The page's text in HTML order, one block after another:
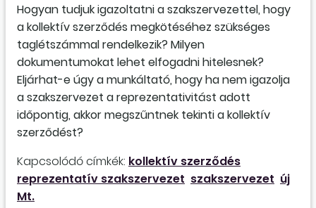
Hogyan tudjuk igazoltatni a szakszervezettel, hogy
a kollektív szerződés megkötéséhez szükséges
taglétszámmal rendelkezik? Milyen
dokumentumokat lehet elfogadni hitelesnek?
Eljárhat-e úgy a munkáltató, hogy ha nem igazolja
a szakszervezet a reprezentativitást adott
időpontig, akkor megszűntnek tekinti a kollektív
szerződést?
Kapcsolódó címkék: kollektív szerződés
reprezentatív szakszervezet szakszervezet új
Mt.